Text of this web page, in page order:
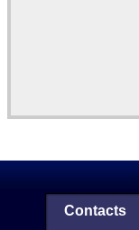
Contacts